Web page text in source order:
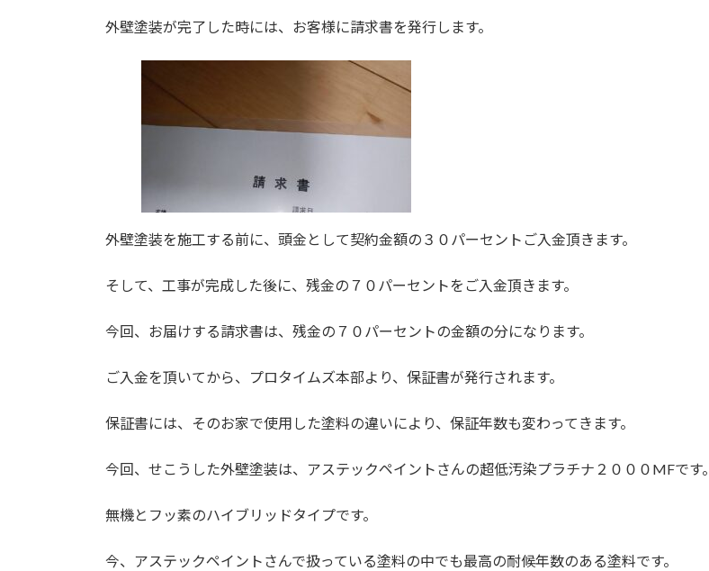
外壁塗装が完了した時には、お客様に請求書を発行します。
外壁塗装を施工する前に、頭金として契約金額の３０パーセントご入金頂きます。
そして、工事が完成した後に、残金の７０パーセントをご入金頂きます。
今回、お届けする請求書は、残金の７０パーセントの金額の分になります。
ご入金を頂いてから、プロタイムズ本部より、保証書が発行されます。
保証書には、そのお家で使用した塗料の違いにより、保証年数も変わってきます。
今回、せこうした外壁塗装は、アステックペイントさんの超低汚染プラチナ２０００MFです。
無機とフッ素のハイブリッドタイプです。
今、アステックペイントさんで扱っている塗料の中でも最高の耐候年数のある塗料です。